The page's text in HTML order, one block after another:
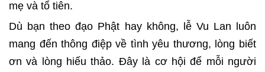
mẹ và tổ tiên.
Dù bạn theo đạo Phật hay không, lễ Vu Lan luôn
mang đến thông điệp về tình yêu thương, lòng biết
ơn và lòng hiếu thảo. Đây là cơ hội để mỗi người